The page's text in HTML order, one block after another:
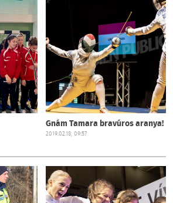
Gnám Tamara bravúros aranya!
2019.02.18, 09:57